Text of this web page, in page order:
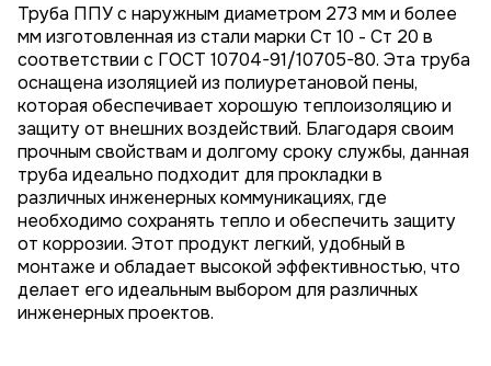
Труба ППУ с наружным диаметром 273 мм и более
мм изготовленная из стали марки Ст 10 - Ст 20 в
соответствии с ГОСТ 10704-91/10705-80. Эта труба
оснащена изоляцией из полиуретановой пены,
которая обеспечивает хорошую теплоизоляцию и
защиту от внешних воздействий. Благодаря своим
прочным свойствам и долгому сроку службы, данная
труба идеально подходит для прокладки в
различных инженерных коммуникациях, где
необходимо сохранять тепло и обеспечить защиту
от коррозии. Этот продукт легкий, удобный в
монтаже и обладает высокой эффективностью, что
делает его идеальным выбором для различных
инженерных проектов.